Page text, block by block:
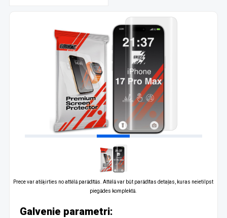
Prece var atšķirties no attēlā parādītās. Attēlā var būt parādītas detaļas, kuras neietilpst
piegādes komplektā.
Galvenie parametri: